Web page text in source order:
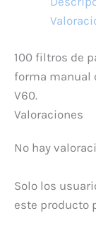
100 filtros de
forma manual
V60.
Valoraciones
No hay
Solo los
este producto